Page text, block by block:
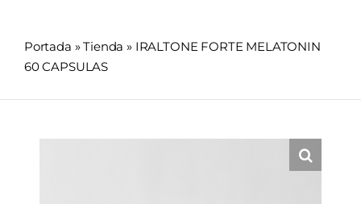
Portada »Tienda » IRALTONE FORTE MELATONIN
60 CAPSULAS